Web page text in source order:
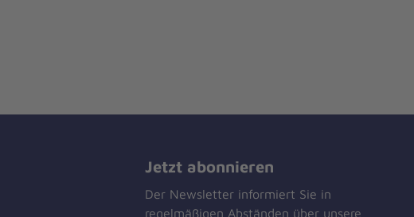
Jetzt abonnieren
Der Newsletter informiert Sie in
regelmäßigen Abständen über unsere